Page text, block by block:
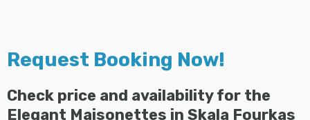
Request Booking Now!
Check price and availability for the
Elegant Maisonettes in Skala Fourkas